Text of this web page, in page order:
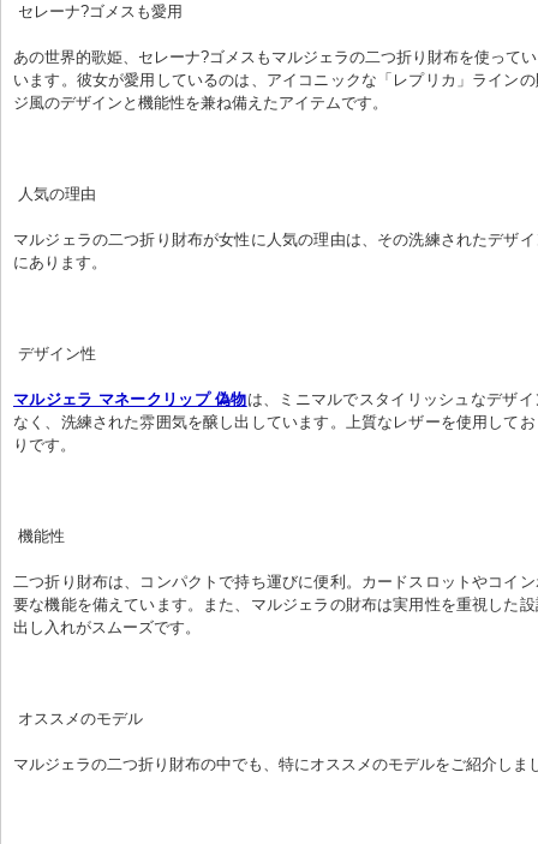
セレーナ?ゴメスも愛用
あの世界的歌姫、セレーナ?ゴメスもマルジェラの二つ折り財布を使って
います。彼女が愛用しているのは、アイコニックな「レプリカ」ライン
ジ風のデザインと機能性を兼ね備えたアイテムです。
人気の理由
マルジェラの二つ折り財布が女性に人気の理由は、その洗練されたデザ
にあります。
デザイン性
マルジェラ マネークリップ 偽物は、ミニマルでスタイリッシュなデザ
なく、洗練された雰囲気を醸し出しています。上質なレザーを使用して
りです。
機能性
二つ折り財布は、コンパクトで持ち運びに便利。カードスロットやコイ
要な機能を備えています。また、マルジェラの財布は実用性を重視した
出し入れがスムーズです。
オススメのモデル
マルジェラの二つ折り財布の中でも、特にオススメのモデルをご紹介しま